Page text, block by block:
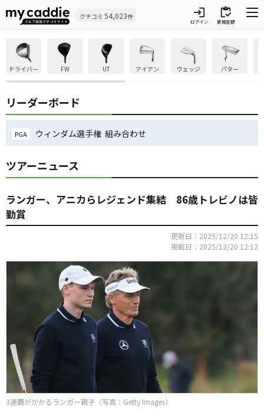
クチコミ 54,023件 login
ログイン
inventory
新規登録
ドライバー FW UT アイアン ウェッジ パター
リーダーボード
PGA ウィンダム選手権 組み合わせ
ツアーニュース
ランガー、アニカらレジェンド集結 86歳トレビノは皆
勤賞
更新日：2025/12/20 12:15
掲載日：2025/12/20 12:12
3連覇がかかるランガー親子（写真：Getty Images）